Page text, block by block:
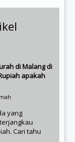
di Malang di
apakah
yang
Cari tahu